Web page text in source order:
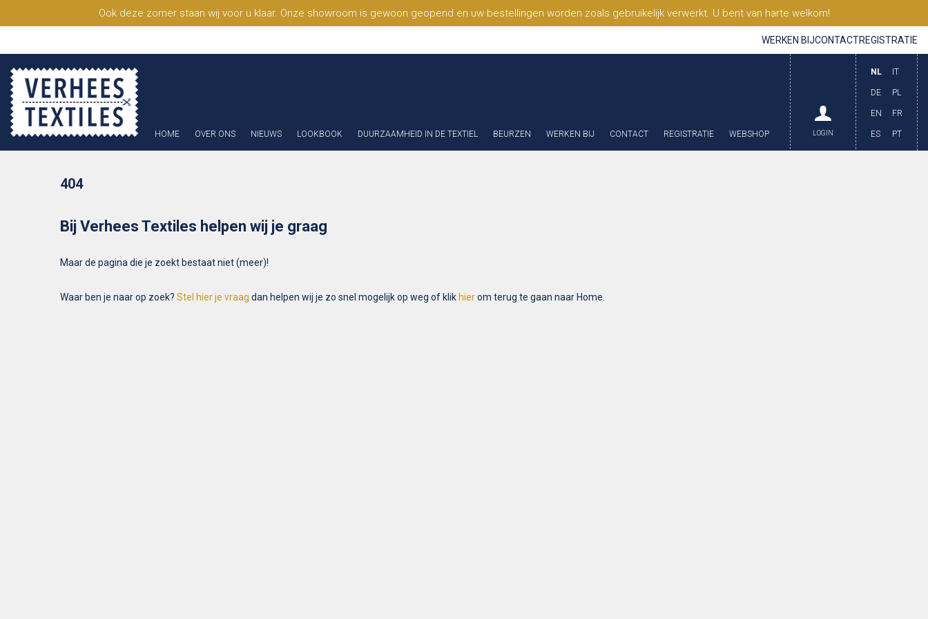
Ook deze zomer staan wij voor u klaar. Onze showroom is gewoon geopend en uw bestellingen worden zoals gebruikelijk verwerkt. U bent van harte welkom!
WERKEN BIJCONTACTREGISTRATIE
HOME OVER ONS NIEUWS LOOKBOOK DUURZAAMHEID IN DE TEXTIEL BEURZEN WERKEN BIJ CONTACT REGISTRATIE WEBSHOP
NL
DE
EN
ES
IT
PL
FR
PT
LOGIN
404
Bij Verhees Textiles helpen wij je graag
Maar de pagina die je zoekt bestaat niet (meer)!
Waar ben je naar op zoek? Stel hier je vraag dan helpen wij je zo snel mogelijk op weg of klik hierom terug te gaan naar Home.